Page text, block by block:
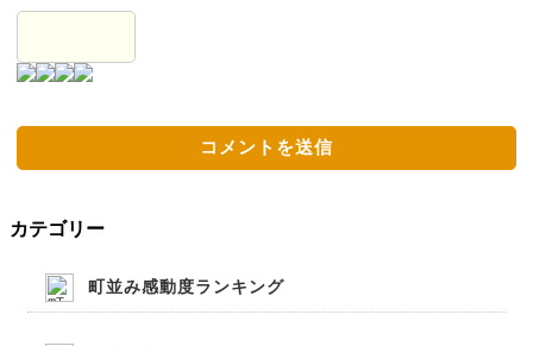
カテゴリー
町並み感動度ランキング